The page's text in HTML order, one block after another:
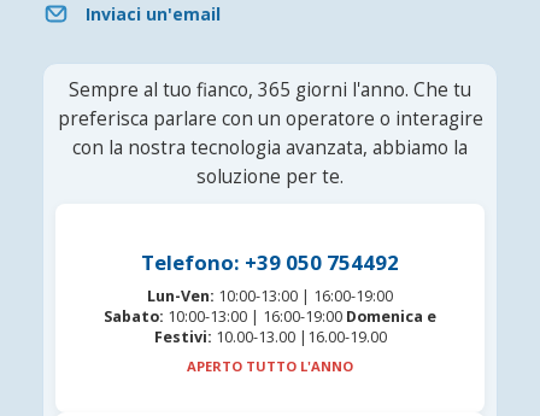
Inviaci un'email
Sempre al tuo fianco, 365 giorni l'anno. Che tu
preferisca parlare con un operatore o interagire
con la nostra tecnologia avanzata, abbiamo la
soluzione per te.
Telefono: +39 050 754492
Lun-Ven: 10:00-13:00 | 16:00-19:00
Sabato: 10:00-13:00 | 16:00-19:00 Domenica e
Festivi: 10.00-13.00 |16.00-19.00
APERTO TUTTO L'ANNO